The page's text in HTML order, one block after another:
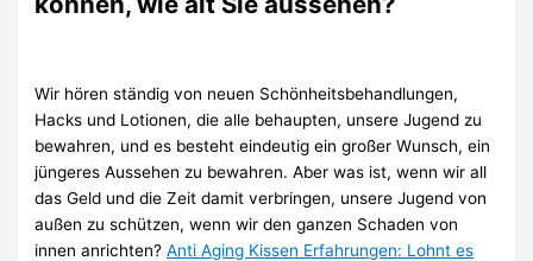
Wir hören ständig von neuen Schönheitsbehandlungen,
Hacks und Lotionen, die alle behaupten, unsere Jugend zu
bewahren, und es besteht eindeutig ein großer Wunsch, ein
jüngeres Aussehen zu bewahren. Aber was ist, wenn wir all
das Geld und die Zeit damit verbringen, unsere Jugend von
außen zu schützen, wenn wir den ganzen Schaden von
innen anrichten?Anti Aging Kissen Erfahrungen: Lohnt es